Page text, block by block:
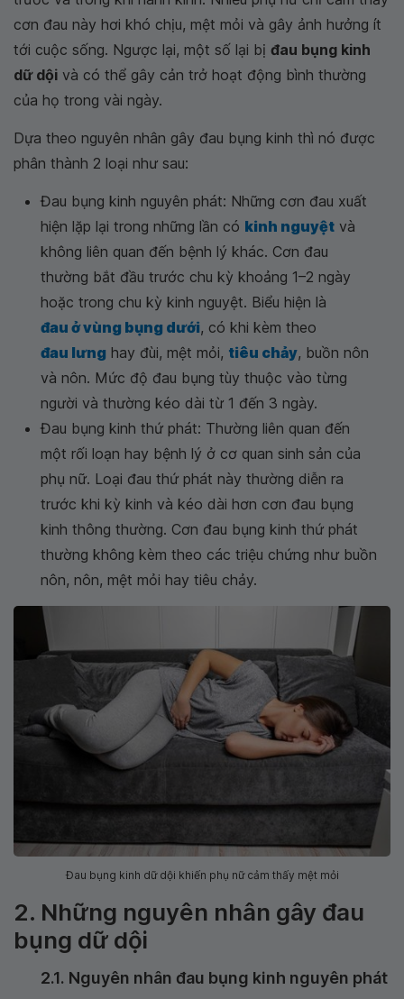
cơn đau này hơi khó chịu, mệt mỏi và gây ảnh hưởng ít
tới cuộc sống. Ngược lại, một số lại bị đau bụng kinh
dữ dội và có thể gây cản trở hoạt động bình thường
của họ trong vài ngày.
Dựa theo nguyên nhân gây đau bụng kinh thì nó được
phân thành 2 loại như sau:
Đau bụng kinh nguyên phát: Những cơn đau xuất
hiện lặp lại trong những lần có kinh nguyệt và
không liên quan đến bệnh lý khác. Cơn đau
thường bắt đầu trước chu kỳ khoảng 1–2 ngày
hoặc trong chu kỳ kinh nguyệt. Biểu hiện là
đau ở vùng bụng dưới, có khi kèm theo
đau lưng hay đùi, mệt mỏi, tiêu chảy, buồn nôn
và nôn. Mức độ đau bụng tùy thuộc vào từng
người và thường kéo dài từ 1 đến 3 ngày.
Đau bụng kinh thứ phát: Thường liên quan đến
một rối loạn hay bệnh lý ở cơ quan sinh sản của
phụ nữ. Loại đau thứ phát này thường diễn ra
trước khi kỳ kinh và kéo dài hơn cơn đau bụng
kinh thông thường. Cơn đau bụng kinh thứ phát
thường không kèm theo các triệu chứng như buồn
nôn, nôn, mệt mỏi hay tiêu chảy.
Đau bụng kinh dữ dội khiến phụ nữ cảm thấy mệt mỏi
2. Những nguyên nhân gây đau
bụng dữ dội
2.1. Nguyên nhân đau bụng kinh nguyên phát